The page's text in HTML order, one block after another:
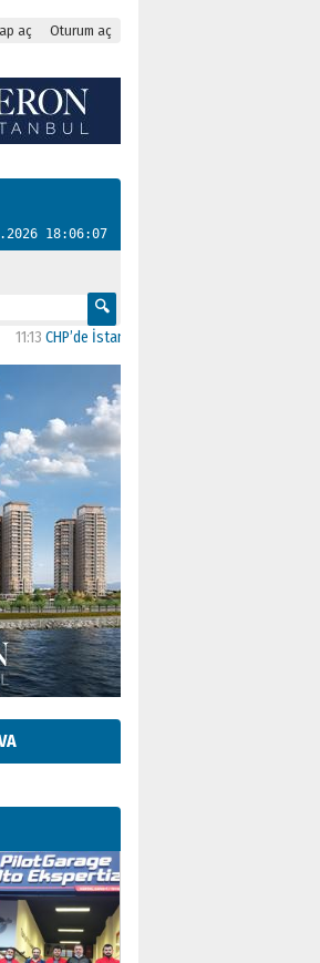
aç Oturum aç
18:06:08
İstanbul’daki 23 İlçenin Başkanları Belli Oldu